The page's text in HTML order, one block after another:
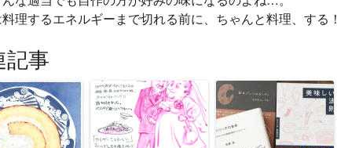
理するエネルギーまで切れる前に、ちゃんと料理、する！
記事